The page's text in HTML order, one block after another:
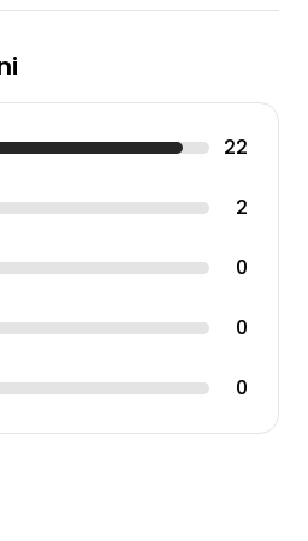
22
2
0
0
0